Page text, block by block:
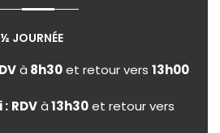
JOURNÉE
à 8h30et retour vers 13h00
: RDVà13h30et retour vers